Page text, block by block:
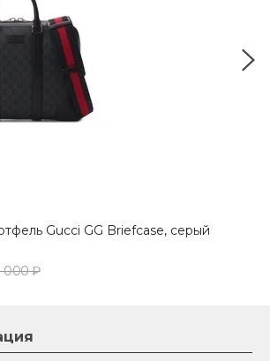
Gucci GG Briefcase, серый
000 ₽